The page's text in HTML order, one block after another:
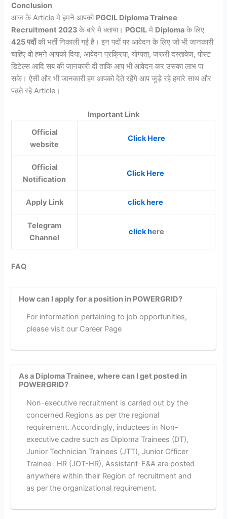
Conclusion
आज के Article मे हमने आपको PGCIL Diploma Trainee
Recruitment 2023के बारे मे बताया। PGCIL मे Diploma के लिए
425 पदोंकी भर्ती निकाली गई है। इन पदों पर आवेदन के लिए जो भी जानकारी
चाहिए वो हमने आपको दिया, आवेदन प्रक्रिया, योग्यता, जरूरी दस्तावेज, पोस्ट
डिटेल्स आदि सब की जानकारी दी ताकि आप भी आवेदन कर उसका लाभ पा
सके। ऐसी और भी जानकारी हम आपको देते रहेंगे आप जुड़े रहे हमारे साथ और
पढ़ते रहे Article।
Important Link
Official
website
Click Here
Official
Notification
Click Here
Apply Link click here
Telegram
Channel
click here
FAQ
How can I apply for a position in POWERGRID?
For information pertaining to job opportunities,
please visit our Career Page
As a Diploma Trainee, where can I get posted in
POWERGRID?
Non-executive recruitment is carried out by the
concerned Regions as per the regional
requirement. Accordingly, inductees in Non-
executive cadre such as Diploma Trainees (DT),
Junior Technician Trainees (JTT), Junior Officer
Trainee- HR (JOT-HR), Assistant-F&A are posted
anywhere within their Region of recruitment and
as per the organizational requirement.